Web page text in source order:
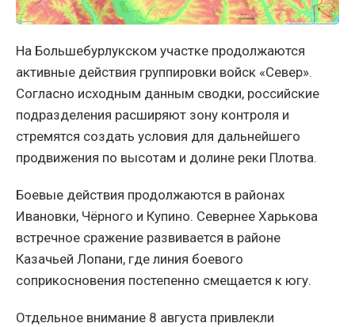
На Большебурлукском участке продолжаются
активные действия группировки войск «Север».
Согласно исходным данным сводки, российские
подразделения расширяют зону контроля и
стремятся создать условия для дальнейшего
продвижения по высотам и долине реки Плотва.
Боевые действия продолжаются в районах
Ивановки, Чёрного и Купино. Севернее Харькова
встречное сражение развивается в районе
Казачьей Лопани, где линия боевого
соприкосновения постепенно смещается к югу.
Отдельное внимание 8 августа привлекли